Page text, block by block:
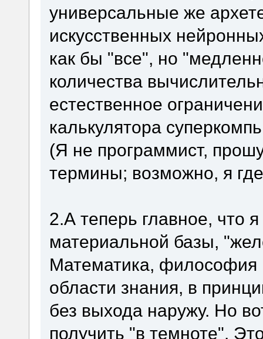
универсальные же
искусственных
как бы "все", но
количества
естественное
калькулятора
(Я не программист,
термины; возможно, я
2.А теперь главное, что
материальной базы,
Математика, философия
области знания, в
без выхода наружу. Но
получить "в темноте".